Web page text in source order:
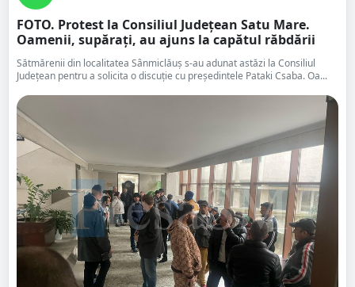
FOTO. Protest la Consiliul Județean Satu Mare.
Oamenii, supărați, au ajuns la capătul răbdării
Sătmărenii din localitatea Sânmiclăuș s-au adunat astăzi la Consiliul
Județean pentru a solicita o discuție cu președintele Pataki Csaba. Oa...